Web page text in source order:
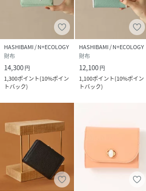
変える、精神を安定させる石
●タイガーアイ→見通す力や、正しく道
生石)
●イエロークォーツァイト→表現力を高
石(11月誕生石)
●クラウディクォーツ→邪念や邪気を取
してくれる石
●マザーオブパール→女性としての魅力
む石(6月誕生石)
HASHIBAMI / N+ECOLOGY
財布
14,300円
1,300ポイント(10%ポイン
トバック)
HASHIBAMI / N+ECOLOGY
財布
12,100円
1,100ポイント(10%ポイン
トバック)